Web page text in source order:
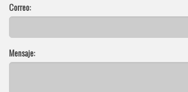
Correo:
Mensaje: